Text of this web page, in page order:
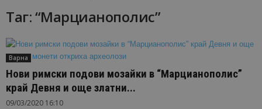
Таг: “Марцианополис”
Варна
Нови римски подови мозайки в “Марцианополис”
край Девня и още златни...
09/03/2020 16:10